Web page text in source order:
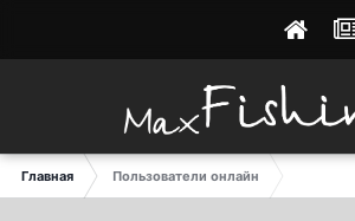
Главная Пользователи онлайн